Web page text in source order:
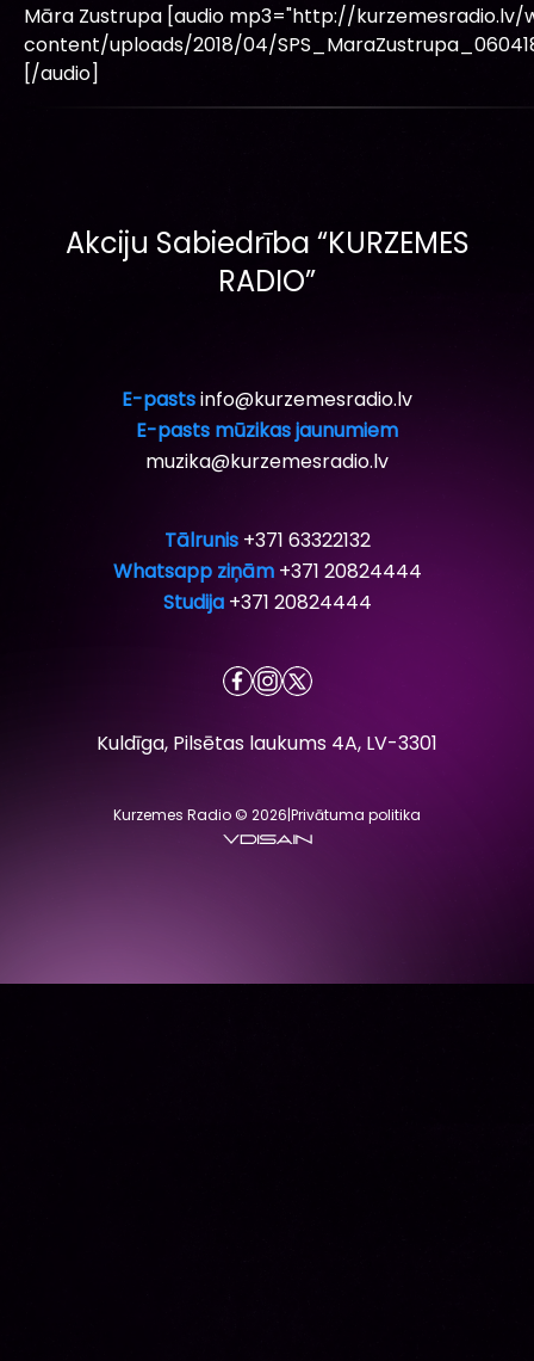
Māra Zustrupa [audio mp3="http://kurzemesradio.lv/
content/uploads/2018/04/
[/audio]
Akciju Sabiedrība “KURZEMES
RADIO”
E-pastsinfo@kurzemesradio.lv
E-pasts mūzikas jaunumiem
muzika@kurzemesradio.lv
Tālrunis +371 63322132
Whatsapp ziņām +371 20824444
Studija +371 20824444
Kuldīga, Pilsētas laukums 4A, LV-3301
Kurzemes Radio © 2026|Privātuma politika